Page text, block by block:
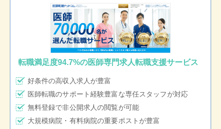
転職満足度94.7%の医師専門求人転職支援サービス
好条件の高収入求人が豊富
医師転職のサポート経験豊富な専任スタッフが対応
無料登録で非公開求人の閲覧が可能
大規模病院・有料病院の重要ポストが豊富